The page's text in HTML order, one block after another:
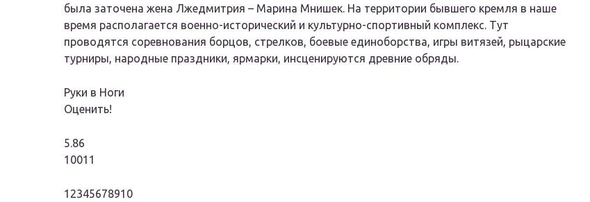
была заточена жена Лжедмитрия – Марина Мнишек. На территории бывшего кремля в наше
время располагается военно-исторический и культурно-спортивный комплекс. Тут
проводятся соревнования борцов, стрелков, боевые единоборства, игры витязей, рыцарские
турниры, народные праздники, ярмарки, инсценируются древние обряды.
Руки в Ноги
Оценить!
5.86
10011
12345678910